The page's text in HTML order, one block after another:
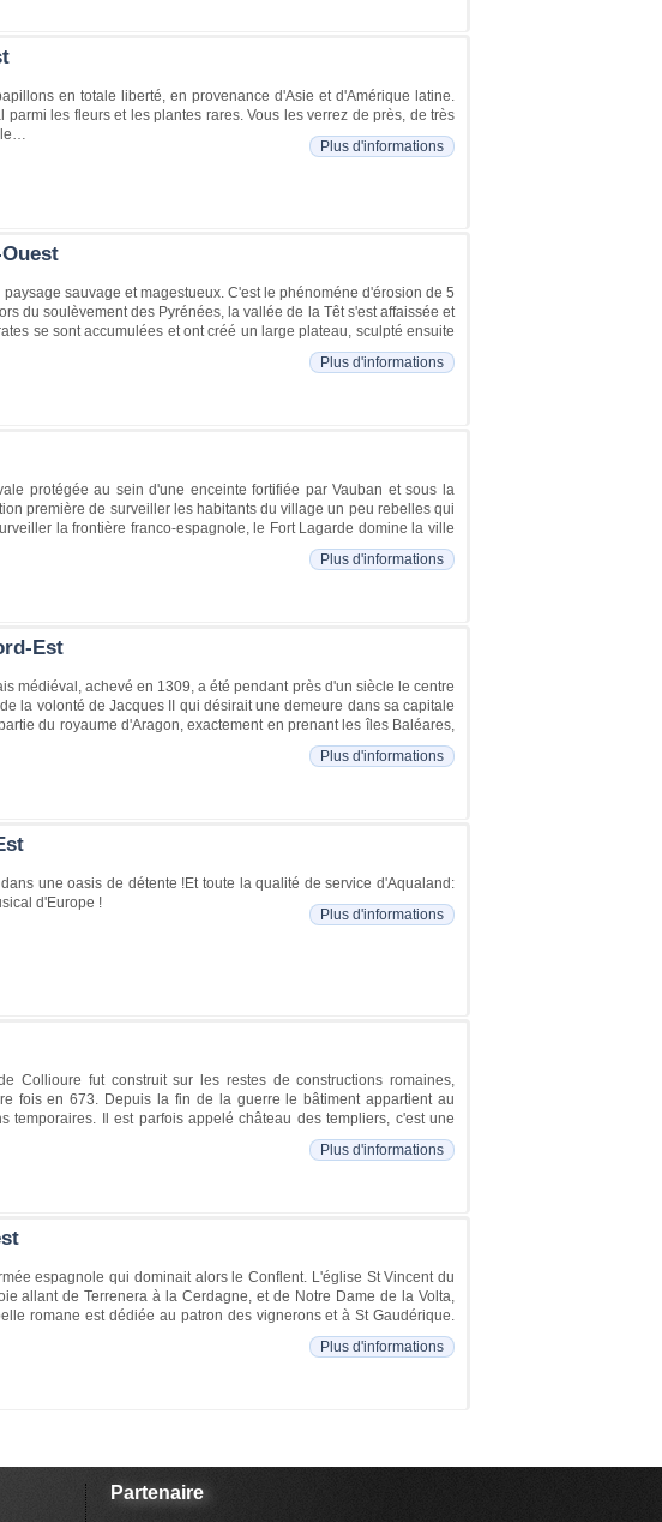
en totale liberté, en provenance d'Asie et d'Amérique latine.
les fleurs et les plantes rares. Vous les verrez de près, de très
Plus d'informations
sauvage et magestueux. C'est le phénoméne d'érosion de 5
du soulèvement des Pyrénées, la vallée de la Têt s'est affaissée et
se sont accumulées et ont créé un large plateau, sculpté ensuite
Plus d'informations
protégée au sein d'une enceinte fortifiée par Vauban et sous la
première de surveiller les habitants du village un peu rebelles qui
la frontière franco-espagnole, le Fort Lagarde domine la ville
Plus d'informations
Est
médiéval, achevé en 1309, a été pendant près d'un siècle le centre
la volonté de Jacques II qui désirait une demeure dans sa capitale
du royaume d'Aragon, exactement en prenant les îles Baléares,
Plus d'informations
une oasis de détente !Et toute la qualité de service d'Aqualand:
d'Europe !
Plus d'informations
Collioure fut construit sur les restes de constructions romaines,
fois en 673. Depuis la fin de la guerre le bâtiment appartient au
temporaires. Il est parfois appelé château des templiers, c'est une
Plus d'informations
espagnole qui dominait alors le Conflent. L'église St Vincent du
allant de Terrenera à la Cerdagne, et de Notre Dame de la Volta,
romane est dédiée au patron des vignerons et à St Gaudérique.
Plus d'informations
Partenaire